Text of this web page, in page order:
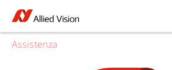
Assistenza